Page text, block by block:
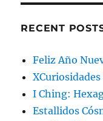
RECENT
Feliz Año
I Ching:
Estallidos